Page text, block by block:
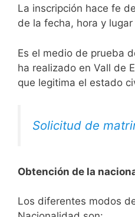
La inscripción hace fe
de la fecha, hora y
Es el medio de prueba
ha realizado en Vall de
que legitima el estado
Solicitud de
Obtención de la
​​​Los diferentes modos